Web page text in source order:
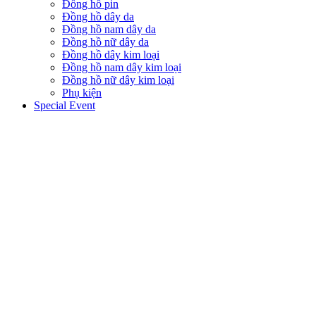
Đồng hồ pin
Đồng hồ dây da
Đồng hồ nam dây da
Đồng hồ nữ dây da
Đồng hồ dây kim loại
Đồng hồ nam dây kim loại
Đồng hồ nữ dây kim loại
Phụ kiện
Special Event